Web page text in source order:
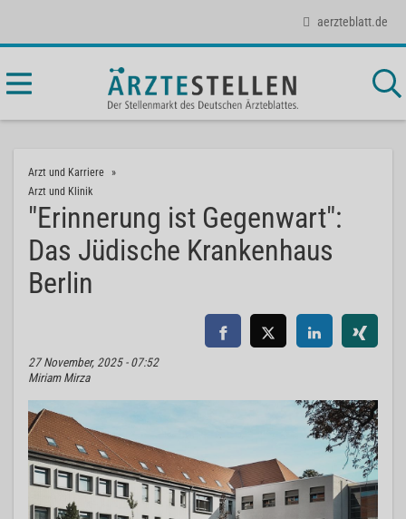
aerzteblatt.de
Arzt und Karriere
Arzt und Klinik
"Erinnerung ist Gegenwart":
Das Jüdische Krankenhaus
Berlin
27 November, 2025 - 07:52
Miriam Mirza